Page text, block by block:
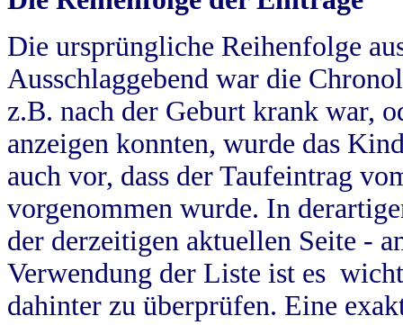
Die ursprüngliche Reihenfolge
Ausschlaggebend war die
z.B. nach der Geburt krank war,
anzeigen konnten, wurde das
auch vor, dass der Taufeintrag
vorgenommen wurde. In
der derzeitigen aktuellen Seite -
Verwendung der Liste ist es
dahinter zu überprüfen. Eine